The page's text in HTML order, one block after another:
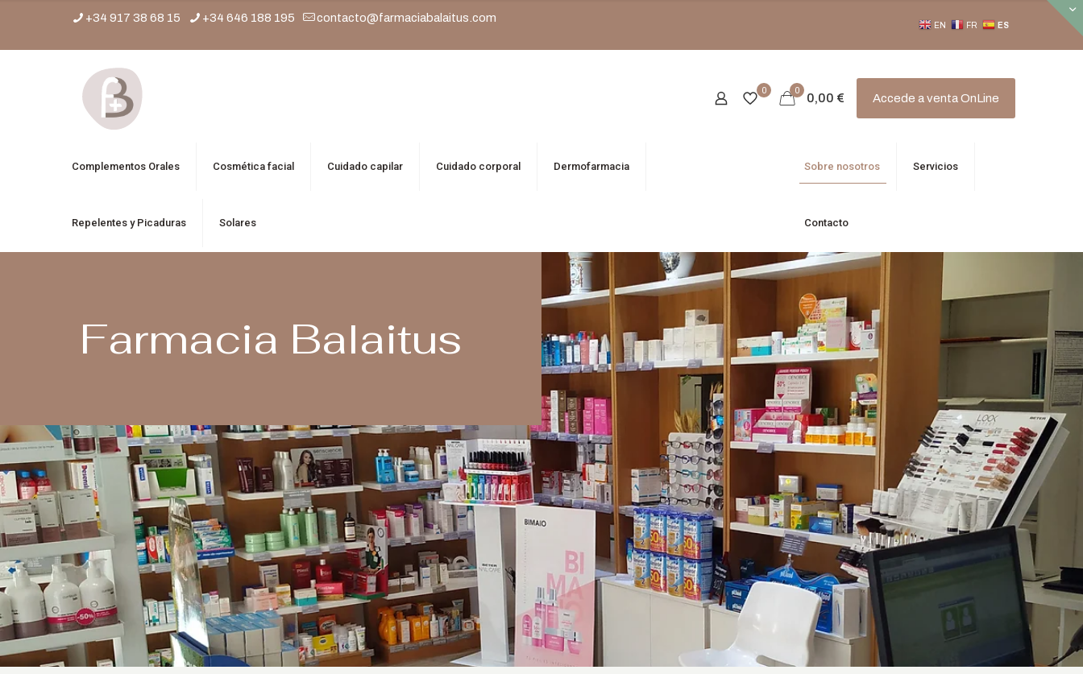
+34 917 38 68 15 +34 646 188 195 contacto@farmaciabalaitus.com
EN FR ES
0 0
0,00 € Accede a venta OnLine
Complementos Orales Cosmética facial Cuidado capilar Cuidado corporal Dermofarmacia
Repelentes y Picaduras Solares
Sobre nosotros Servicios
Contacto
Farmacia Balaitus